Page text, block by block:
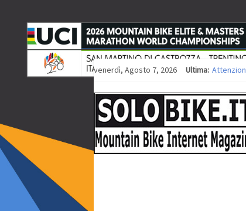
venerdì, Agosto 7, 2026 Ultima:
Europei
35ª
Europei